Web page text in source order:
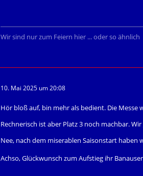
Wir sind nur zum Feiern hier ... oder so ähnlich
10. Mai 2025 um 20:08
Hör bloß auf, bin mehr als bedient. Die Messe
Rechnerisch ist aber Platz 3 noch machbar.
Nee, nach dem miserablen Saisonstart
Achso, Glückwunsch zum Aufstieg ihr